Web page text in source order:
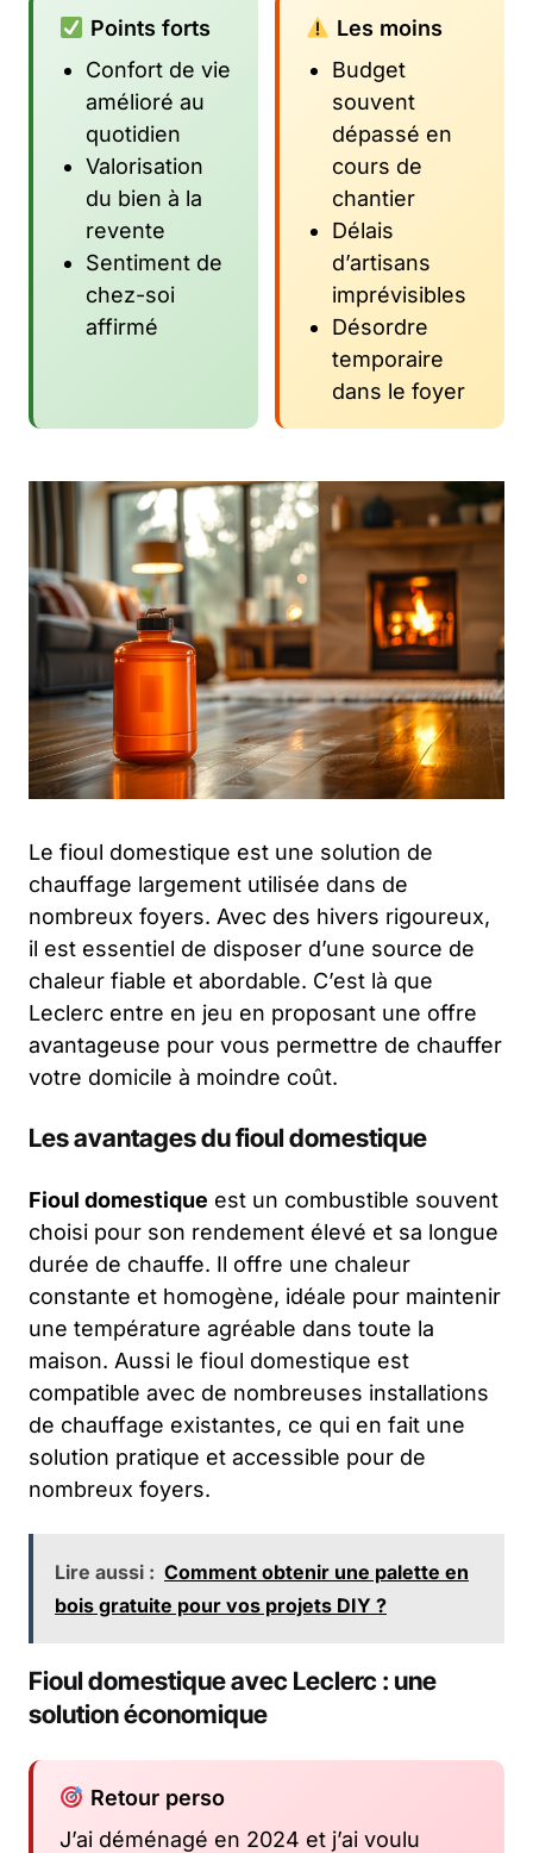
Points forts
Confort de vie
amélioré au
quotidien
Valorisation
du bien à la
revente
Sentiment de
chez-soi
affirmé
Les moins
Budget
souvent
dépassé en
cours de
chantier
Délais
d’artisans
imprévisibles
Désordre
temporaire
dans le foyer
Le fioul domestique est une solution de
chauffage largement utilisée dans de
nombreux foyers. Avec des hivers rigoureux,
il est essentiel de disposer d’une source de
chaleur fiable et abordable. C’est là que
Leclerc entre en jeu en proposant une offre
avantageuse pour vous permettre de chauffer
votre domicile à moindre coût.
Les avantages du fioul domestique
Fioul domestique est un combustible souvent
choisi pour son rendement élevé et sa longue
durée de chauffe. Il offre une chaleur
constante et homogène, idéale pour maintenir
une température agréable dans toute la
maison. Aussi le fioul domestique est
compatible avec de nombreuses installations
de chauffage existantes, ce qui en fait une
solution pratique et accessible pour de
nombreux foyers.
Lire aussi : Comment obtenir une palette en
bois gratuite pour vos projets DIY ?
Fioul domestique avec Leclerc : une
solution économique
Retour perso
J’ai déménagé en 2024 et j’ai voulu